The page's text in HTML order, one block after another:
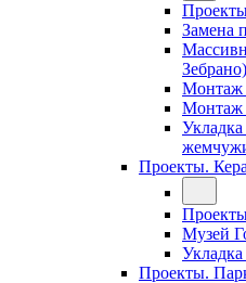
Замена
Зебрано)
Монтаж
Монтаж
Проекты.
Музей
Проекты.